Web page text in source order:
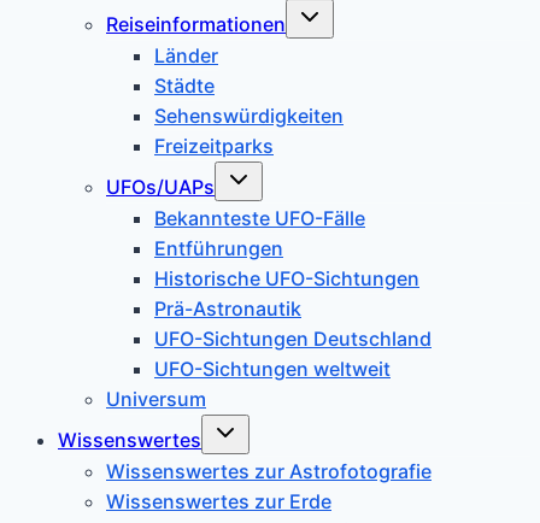
Reiseinformationen
Untermenü
Länder
Städte
Sehenswürdigkeiten
Freizeitparks
UFOs/UAPs
Untermenü
Bekannteste UFO-Fälle
Entführungen
Historische UFO-Sichtungen
Prä-Astronautik
UFO-Sichtungen Deutschland
UFO-Sichtungen weltweit
Universum
Wissenswertes
Untermenü
Wissenswertes zur Astrofotografie
Wissenswertes zur Erde